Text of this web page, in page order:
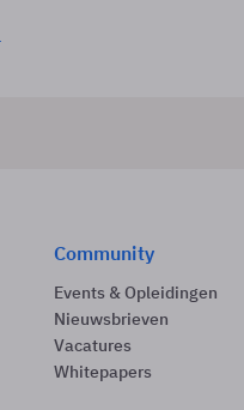
Community
Events & Opleidingen
Nieuwsbrieven
Vacatures
Whitepapers